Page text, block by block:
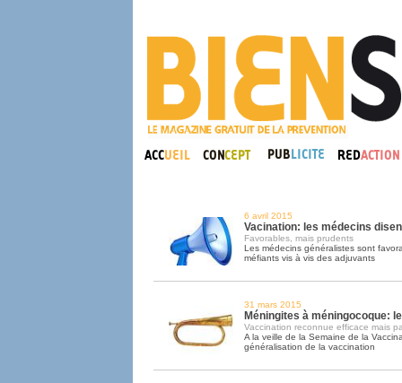
6 avril 2015
Vacination: les médecins
Favorables, mais prudents
Les médecins généralistes sont
méfiants vis à vis des adjuvants
31 mars 2015
Méningites à méningocoque:
Vaccination reconnue efficace mais
A la veille de la Semaine de la
généralisation de la vaccination